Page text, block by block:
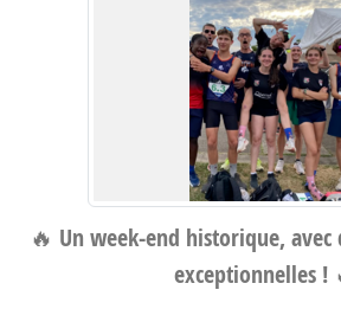
🔥 Un week-end historique, avec
exceptionnelles !